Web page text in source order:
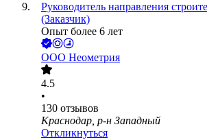
Руководитель направления
(Заказчик)
Опыт более 6 лет
ООО Неометрия
4.5
•
130 отзывов
Краснодар, р-н Западный
Откликнуться